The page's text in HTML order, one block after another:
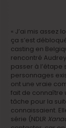
« J’ai mis assez
ça s’est
casting en
rencontré
passer à l’étape
personnages
ont une vraie
fait de connaître
tâche pour la
connaissaient.
série (NDLR